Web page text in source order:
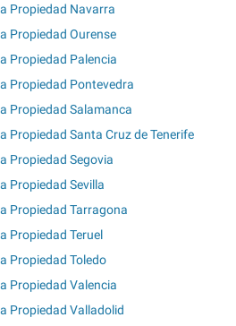
Propiedad Navarra
Propiedad Ourense
Propiedad Palencia
Propiedad Pontevedra
Propiedad Salamanca
Propiedad Santa Cruz de Tenerife
Propiedad Segovia
Propiedad Sevilla
Propiedad Tarragona
Propiedad Teruel
Propiedad Toledo
Propiedad Valencia
Propiedad Valladolid